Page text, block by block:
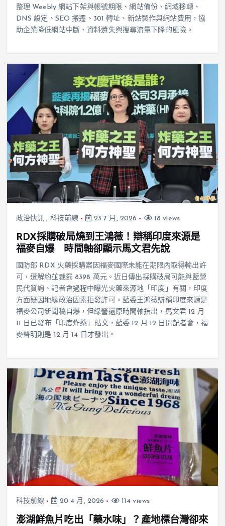
整理 Weebly 網站下架與帳號期限、網站備份、網域移轉、
DNS 設定、SEO 搬遷、301 轉址、新站製作與網站費用，協
助企業降低網站中斷、資料遺失與搜尋流量下降的風險。
政治快訊 , 科技前線 23 7 月, 2026 18 views
RDX採購破局燒到王鴻薇！辯稱印度來源是
福麥自爆 時間軸卻顯示馬文君先說
國防部 RDX 火藥採購案因福麥國際未能在期限內取得輸出許
可，遭解約並裁罰 8398 萬元。近日傳出採購破局可能與藍營
民代質詢、記者會過程中曝光火藥來源地「印度」有關，印度
方面疑因地緣政治因素拒發許可。藍委王鴻薇辯稱印度來源是
福麥公司新聞稿自爆，但綠營還原時間軸指出，馬文君 12 月
11 日已發布「印度炸藥」貼文，藍委 12 月 12 日開記者會，福
麥聲明則是 12 月 14 日才發出。
科技前線 20 4 月, 2026 114 views
澎湖鮮魚片吃出「藥水味」？產地標台灣卻來